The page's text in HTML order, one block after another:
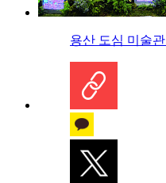
용산 도심 미술